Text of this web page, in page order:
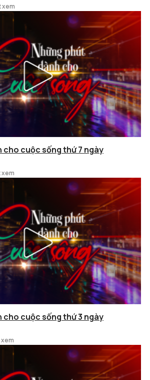
xem
cho cuộc sống thứ 7 ngày
xem
cho cuộc sống thứ 3 ngày
xem